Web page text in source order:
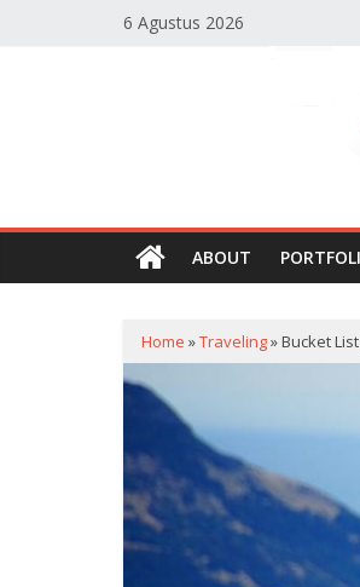
6 Agustus 2026
Personal
Reisha
ABOUT
Home »Traveling»Bucket